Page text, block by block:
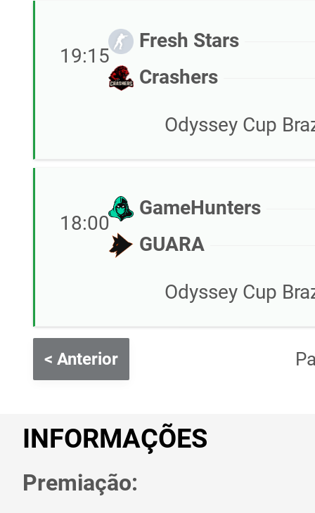
19:15
Fresh Stars
Crashers
Odyssey Cup
18:00
GameHunters
GUARA
Odyssey Cup
< Anterior
INFORMAÇÕES
Premiação: